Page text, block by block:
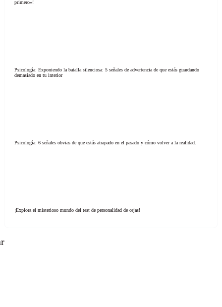
primero»!
Psicología: Exponiendo la batalla silenciosa: 5 señales de advertencia de que estás guardando
demasiado en tu interior
Psicología: 6 señales obvias de que estás atrapado en el pasado y cómo volver a la realidad.
¡Explora el misterioso mundo del test de personalidad de cejas!